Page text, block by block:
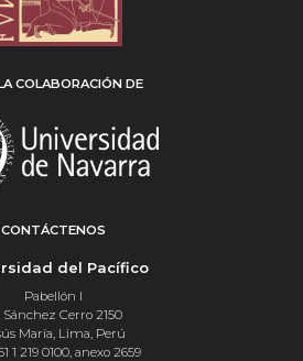
COLABORACIÓN DE
CONTÁCTENOS
del Pacífico
Pabellón I
Sánchez Cerro 2150
María, Lima, Perú
1 219 0100, anexo 2659